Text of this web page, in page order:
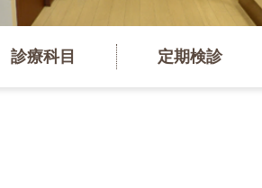
診療科目 定期検診